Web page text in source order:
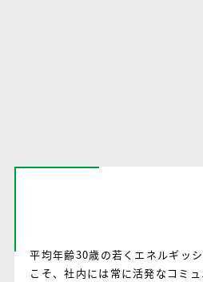
平均年齢30歳の若くエネルギッ
こそ、社内には常に活発なコミ